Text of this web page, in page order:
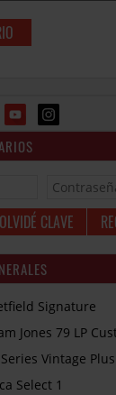
OLVIDÉ CLAVE
Signature
Jones 79 LP
Vintage Plus
Select 1